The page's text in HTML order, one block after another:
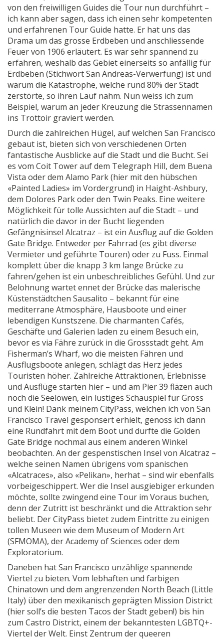
von den freiwilligen Guides die Tour nun durchführt –
ich kann aber sagen, dass ich einen sehr kompetenten
und erfahrenen Tour Guide hatte. Er hat uns das
Drama um das grosse Erdbeben und anschliessende
Feuer von 1906 erläutert. Es war sehr spannend zu
erfahren, weshalb das Gebiet einerseits so anfällig für
Erdbeben (Stichwort San Andreas-Verwerfung) ist und
warum die Katastrophe, welche rund 80% der Stadt
zerstörte, so ihren Lauf nahm. Nun weiss ich zum
Beispiel, warum an jeder Kreuzung die Strassennamen
ins Trottoir graviert werden.
Durch die zahlreichen Hügel, auf welchen San Francisco
gebaut ist, bieten sich von verschiedenen Orten
fantastische Ausblicke auf die Stadt und die Bucht. Sei
es vom Coit Tower auf dem Telegraph Hill, dem Buena
Vista oder dem Alamo Park (hier mit den hübschen
«Painted Ladies» im Vordergrund) in Haight-Ashbury,
dem Dolores Park oder den Twin Peaks. Eine weitere
Möglichkeit für tolle Aussichten auf die Stadt – und
natürlich die davor in der Bucht liegenden
Gefängnisinsel Alcatraz – ist ein Ausflug auf die Golden
Gate Bridge. Entweder per Fahrrad (es gibt diverse
Vermieter und geführte Touren) oder zu Fuss. Einmal
komplett über die knapp 3 km lange Brücke zu
fahren/gehen ist ein unbeschreibliches Gefühl. Und zur
Belohnung wartet ennet der Brücke das malerische
Küstenstädtchen Sausalito – bekannt für eine
mediterrane Atmosphäre, Hausboote und einer
lebendigen Kunstszene. Die charmanten Cafés,
Geschäfte und Galerien laden zu einem Besuch ein,
bevor es via Fähre zurück in die Grossstadt geht. Am
Fisherman’s Wharf, wo die meisten Fähren und
Ausflugsboote anlegen, schlägt das Herz jedes
Touristen höher. Zahlreiche Attraktionen, Erlebnisse
und Ausflüge starten hier – und am Pier 39 fläzen auch
noch die Seelöwen, ein lustiges Schauspiel für Gross
und Klein! Dank meinem CityPass, welchen ich von San
Francisco Travel gesponsert erhielt, genoss ich dann
eine Rundfahrt mit dem Boot und durfte die Golden
Gate Bridge nochmal aus einem anderen Winkel
beobachten. An der gespenstischen Insel von Alcatraz –
welche seinen Namen übrigens vom spanischen
«Alcatraces», also «Pelikan», herhat – sind wir ebenfalls
vorbeigeschippert. Wer die Insel ausgiebiger erkunden
möchte, sollte zwingend eine Tour im Voraus buchen,
denn der Zutritt ist beschränkt und die Attraktion sehr
beliebt. Der CityPass bietet zudem Eintritte zu einigen
tollen Museen wie dem Museum of Modern Art
(SFMOMA), der Academy of Sciences oder dem
Exploratorium.
Daneben hat San Francisco unzählige spannende
Viertel zu bieten. Vom lebhaften und farbigen
Chinatown und dem angrenzenden North Beach (Little
Italy) über den mexikanisch geprägten Mission District
(hier soll’s die besten Tacos der Stadt geben!) bis hin
zum Castro District, einem der bekanntesten LGBTQ+-
Viertel der Welt. Einst Zentrum der queeren